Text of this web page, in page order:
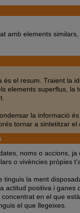
amb elements
el resum. Traient la
elements superflus, la
la informació
tornar a sintetitzar el
noms o accions,
o vivències pròpies
tinguis la ment
actitud positiva i
en el que
el que llegeixes.